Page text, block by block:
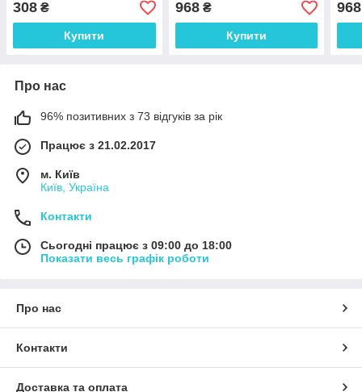
308 ₴
Купити
Китай
968₴
Купити
968
Про нас
96% позитивних з 73 відгуків за рік
Працює з 21.02.2017
м. Київ
Київ, Україна
Контакти
Сьогодні працює з 09:00 до 18:00
Показати весь графік роботи
Про нас
Контакти
Доставка та оплата